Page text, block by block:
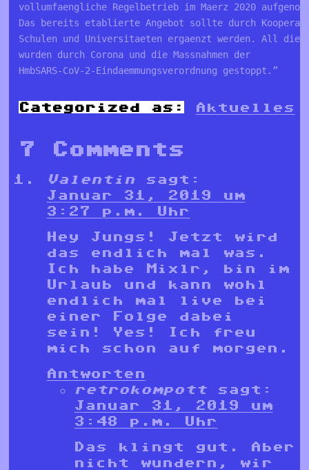
vollumfaengliche Regelbetrieb im Maerz 2020
Das bereits etablierte Angebot sollte durch
Schulen und Universitaeten ergaenzt werden. All diese
wurden durch Corona und die Massnahmen der
HmbSARS-CoV-2-Eindaemmungsverordnung gestoppt.”
Categorized as: Aktuelles
7 Comments
Valentin
sagt:
Januar 31, 2019 um
3:27 p.m. Uhr
Hey Jungs! Jetzt wird
das endlich mal was.
Ich habe Mixlr, bin im
Urlaub und kann wohl
endlich mal live bei
einer Folge dabei
sein! Yes! Ich freu
mich schon auf morgen.
Antworten
retrokompott
sagt:
Januar 31, 2019 um
3:48 p.m. Uhr
Das klingt gut. Aber
nicht wundern, wir